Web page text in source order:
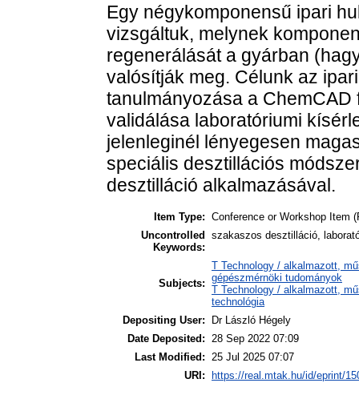
Egy négykomponensű ipari
vizsgáltuk, melynek
regenerálását a gyárban
valósítják meg. Célunk az
tanulmányozása a
validálása laboratóriumi
jelenleginél lényegesen
speciális desztillációs
desztilláció alkalmazásával.
Item Type: Conference or Workshop Item
Uncontrolled
Keywords:
szakaszos desztilláció,
Subjects:
T Technology / alkalmazott,
gépészmérnöki tudományok
T Technology / alkalmazott,
technológia
Depositing User:
Dr László Hégely
Date Deposited:
28 Sep 2022 07:09
Last Modified:
25 Jul 2025 07:07
URI:
https://real.mtak.hu/id/eprint/